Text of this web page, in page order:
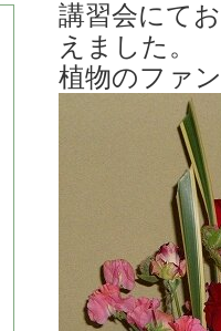
講習会にて
えました。
植物のファ